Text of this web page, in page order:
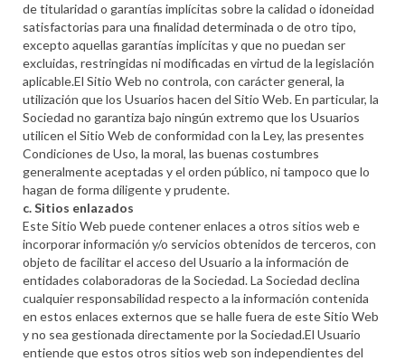
de titularidad o garantías implícitas sobre la calidad o idoneidad
satisfactorias para una finalidad determinada o de otro tipo,
excepto aquellas garantías implícitas y que no puedan ser
excluidas, restringidas ni modificadas en virtud de la legislación
aplicable.El Sitio Web no controla, con carácter general, la
utilización que los Usuarios hacen del Sitio Web. En particular, la
Sociedad no garantiza bajo ningún extremo que los Usuarios
utilicen el Sitio Web de conformidad con la Ley, las presentes
Condiciones de Uso, la moral, las buenas costumbres
generalmente aceptadas y el orden público, ni tampoco que lo
hagan de forma diligente y prudente.
c. Sitios enlazados
Este Sitio Web puede contener enlaces a otros sitios web e
incorporar información y/o servicios obtenidos de terceros, con
objeto de facilitar el acceso del Usuario a la información de
entidades colaboradoras de la Sociedad. La Sociedad declina
cualquier responsabilidad respecto a la información contenida
en estos enlaces externos que se halle fuera de este Sitio Web
y no sea gestionada directamente por la Sociedad.El Usuario
entiende que estos otros sitios web son independientes del